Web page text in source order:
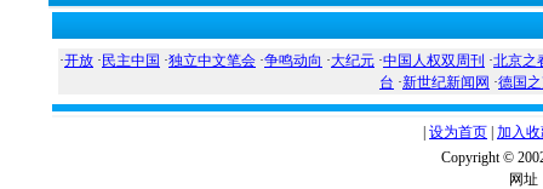
·开放 · 民主中国 ·独立中文笔会 ·争鸣动向 ·大纪元 ·中国人权双周刊 ·北京之
台 ·新世纪新闻网 ·德国
设为首页 加入
Copyright ©
网址